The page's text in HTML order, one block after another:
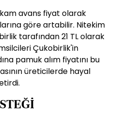
avans fiyat olarak
göre artabilir. Nitekim
tarafından 21 TL olarak
Çukobirlik'in
pamuk alım fiyatını bu
üreticilerde hayal